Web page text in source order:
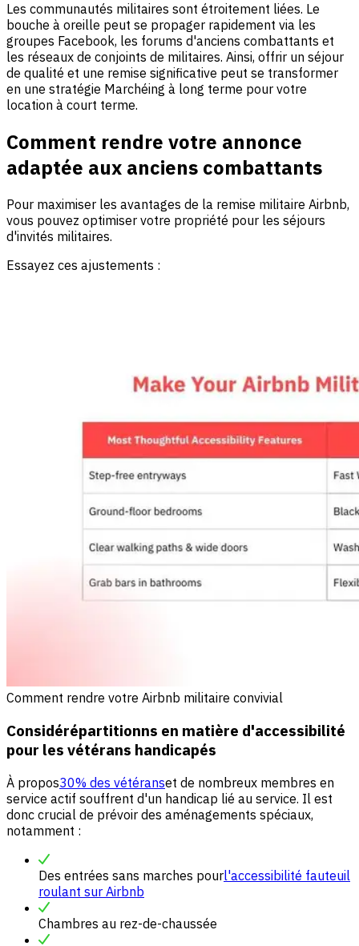
Les communautés militaires sont étroitement liées. Le
bouche à oreille peut se propager rapidement via les
groupes Facebook, les forums d'anciens combattants et
les réseaux de conjoints de militaires. Ainsi, offrir un séjour
de qualité et une remise significative peut se transformer
en une stratégie Marchéing à long terme pour votre
location à court terme.
Comment rendre votre annonce
adaptée aux anciens combattants
Pour maximiser les avantages de la remise militaire Airbnb,
vous pouvez optimiser votre propriété pour les séjours
d'invités militaires.
Essayez ces ajustements :
Comment rendre votre Airbnb militaire convivial
Considérépartitionns en matière d'accessibilité
pour les vétérans handicapés
À propos30% des vétéranset de nombreux membres en
service actif souffrent d'un handicap lié au service. Il est
donc crucial de prévoir des aménagements spéciaux,
notamment :
Des entrées sans marches pourl'accessibilité fauteuil
roulant sur Airbnb
Chambres au rez-de-chaussée